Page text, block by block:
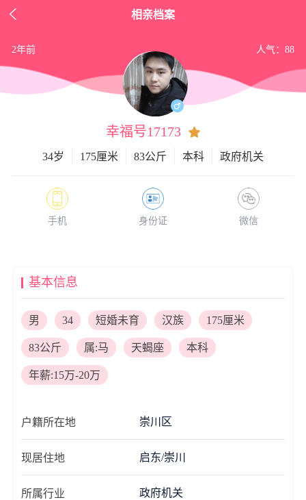
 相亲档案
2年前 人气：88
幸福号17173
34岁 175厘米 83公斤 本科 政府机关
手机 身份证 微信
基本信息
男 34 短婚未育 汉族 175厘米
83公斤 属:马 天蝎座 本科
年薪:15万-20万
户籍所在地 崇川区
现居住地 启东/崇川
所属行业 政府机关